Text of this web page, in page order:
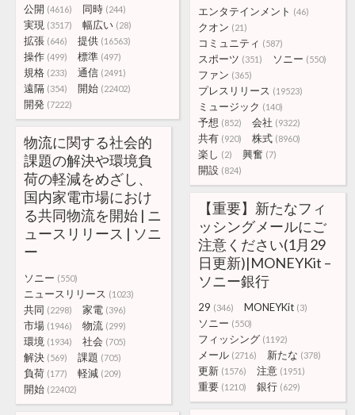
公開 (4616) 同時 (244)
実現 (3517) 幅広い (28)
拡張 (646) 提供 (16563)
操作 (499) 標準 (497)
規格 (233) 通信 (2491)
遠隔 (354) 開始 (22402)
開発 (7222)
エンタテインメント (46)
クオン (21)
コミュニティ (587)
スポーツ (351) ソニー (550)
ファン (365)
プレスリリース (19523)
ミュージック (140)
予想 (852) 会社 (9322)
共有 (920) 株式 (8960)
楽し (2) 興奮 (7)
開設 (824)
物流に関する社会的
課題の解決や環境負
荷の軽減をめざし、
国内家電市場におけ
る共同物流を開始 | ニ
ュースリリース | ソニ
ー
ソニー (550)
ニュースリリース (1023)
共同 (2298) 家電 (396)
市場 (1946) 物流 (299)
環境 (1934) 社会 (705)
解決 (569) 課題 (705)
負荷 (177) 軽減 (209)
開始 (22402)
【重要】新たなフィ
ッシングメールにご
注意ください(1月29
日更新)|MONEYKit –
ソニー銀行
29 (346) MONEYKit (3)
ソニー (550)
フィッシング (1192)
メール (2716) 新たな (378)
更新 (1576) 注意 (1951)
重要 (1210) 銀行 (629)